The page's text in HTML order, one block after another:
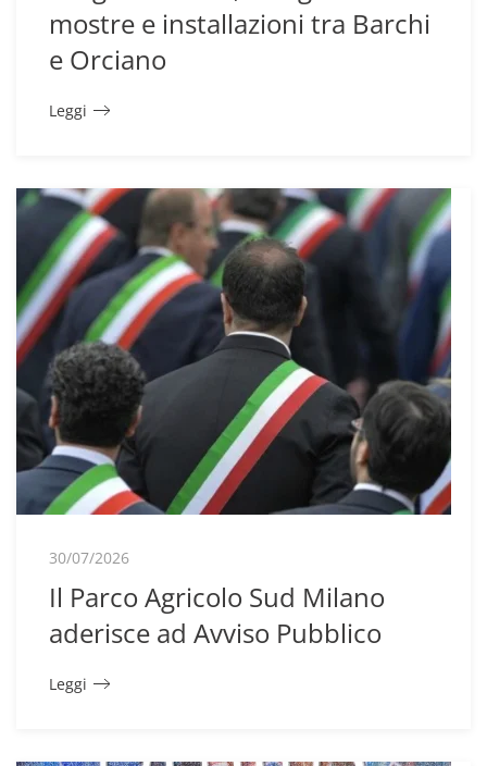
mostre e installazioni tra Barchi
e Orciano
Leggi
30/07/2026
Il Parco Agricolo Sud Milano
aderisce ad Avviso Pubblico
Leggi